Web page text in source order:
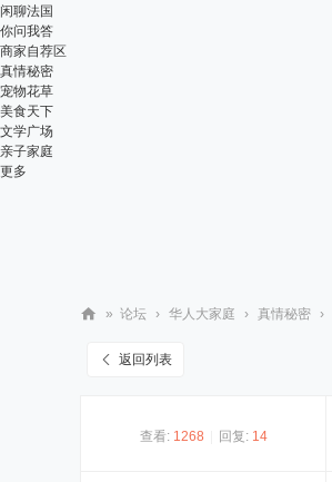
闲聊法国
你问我答
商家自荐区
真情秘密
宠物花草
美食天下
文学广场
亲子家庭
更多
» 论坛 › 华人大家庭 › 真情秘密 ›
返回列表
查看: 1268 回复: 14